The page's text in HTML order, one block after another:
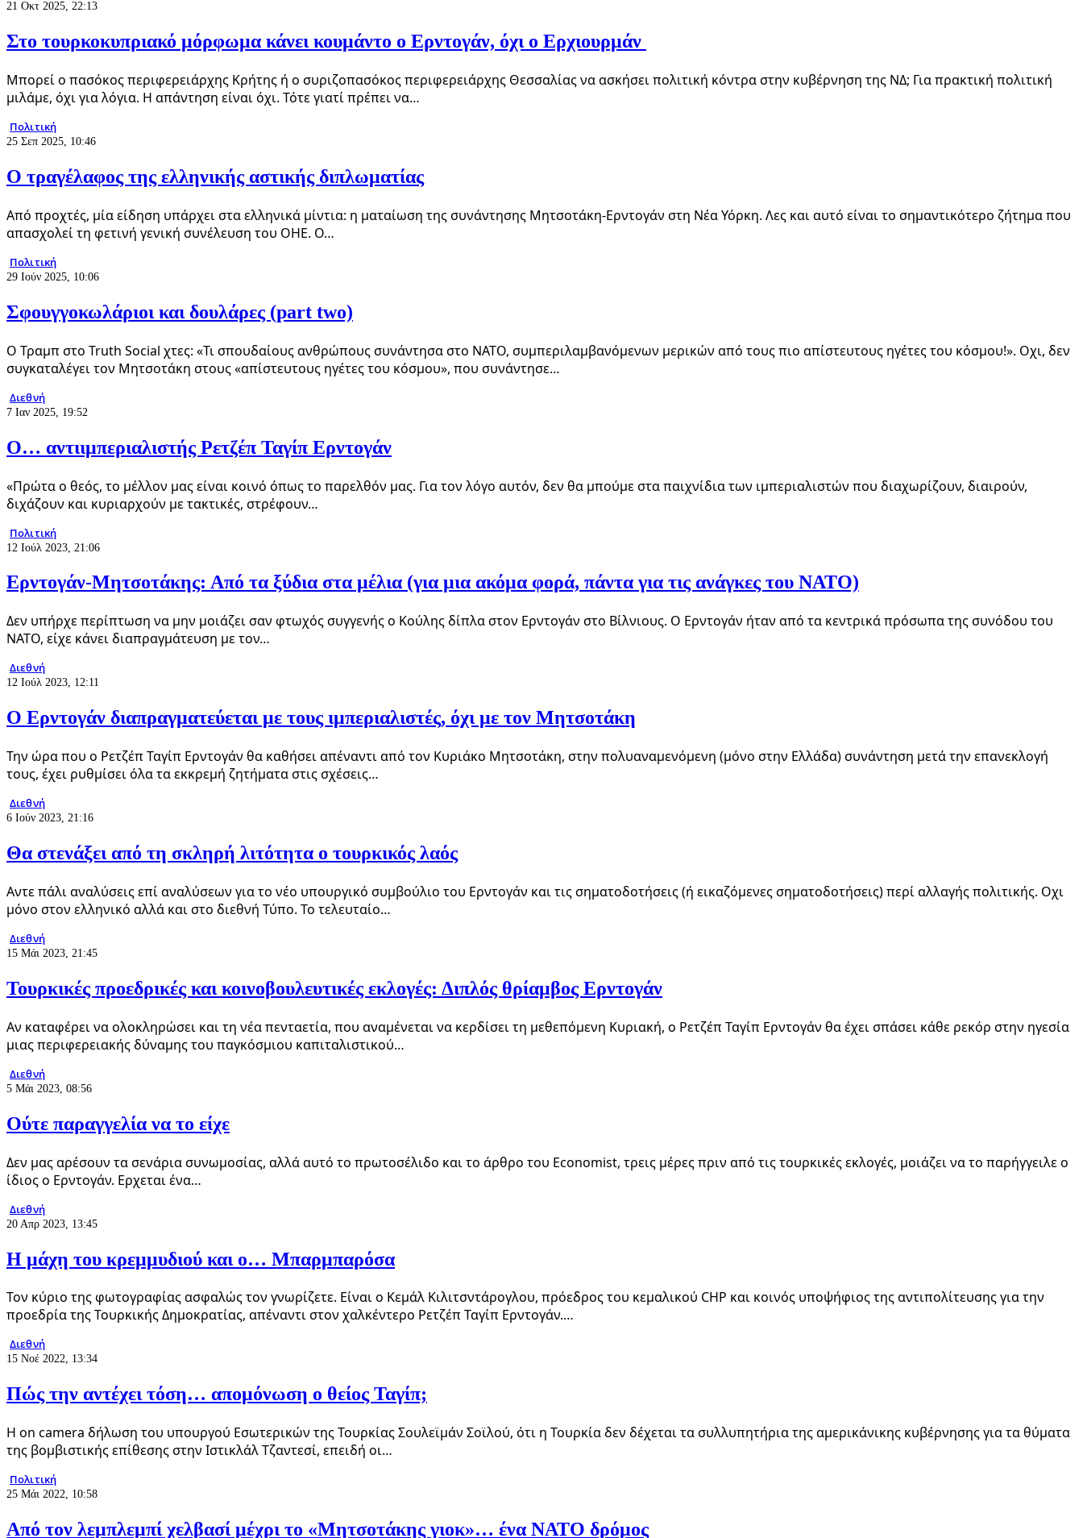
21 Οκτ 2025, 22:13
Στο τουρκοκυπριακό μόρφωμα κάνει κουμάντο ο Ερντογάν, όχι ο Ερχιουρμάν
Μπορεί ο πασόκος περιφερειάρχης Κρήτης ή ο συριζοπασόκος περιφερειάρχης Θεσσαλίας να ασκήσει πολιτική κόντρα στην κυβέρνηση της ΝΔ; Για πρακτική πολιτική
μιλάμε, όχι για λόγια. Η απάντηση είναι όχι. Τότε γιατί πρέπει να…
Πολιτική
25 Σεπ 2025, 10:46
O τραγέλαφος της ελληνικής αστικής διπλωματίας
Από προχτές, μία είδηση υπάρχει στα ελληνικά μίντια: η ματαίωση της συνάντησης Μητσοτάκη-Ερντογάν στη Νέα Υόρκη. Λες και αυτό είναι το σημαντικότερο ζήτημα που
απασχολεί τη φετινή γενική συνέλευση του ΟΗΕ. Ο…
Πολιτική
29 Ιούν 2025, 10:06
Σφουγγοκωλάριοι και δουλάρες (part two)
Ο Τραμπ στο Truth Social χτες: «Τι σπουδαίους ανθρώπους συνάντησα στο ΝΑΤΟ, συμπεριλαμβανόμενων μερικών από τους πιο απίστευτους ηγέτες του κόσμου!». Οχι, δεν
συγκαταλέγει τον Μητσοτάκη στους «απίστευτους ηγέτες του κόσμου», που συνάντησε…
Διεθνή
7 Ιαν 2025, 19:52
Ο… αντιιμπεριαλιστής Ρετζέπ Ταγίπ Ερντογάν
«Πρώτα ο θεός, το μέλλον μας είναι κοινό όπως το παρελθόν μας. Για τον λόγο αυτόν, δεν θα μπούμε στα παιχνίδια των ιμπεριαλιστών που διαχωρίζουν, διαιρούν,
διχάζουν και κυριαρχούν με τακτικές, στρέφουν…
Πολιτική
12 Ιούλ 2023, 21:06
Ερντογάν-Μητσοτάκης: Από τα ξύδια στα μέλια (για μια ακόμα φορά, πάντα για τις ανάγκες του ΝΑΤΟ)
Δεν υπήρχε περίπτωση να μην μοιάζει σαν φτωχός συγγενής ο Κούλης δίπλα στον Ερντογάν στο Βίλνιους. Ο Ερντογάν ήταν από τα κεντρικά πρόσωπα της συνόδου του
ΝΑΤΟ, είχε κάνει διαπραγμάτευση με τον…
Διεθνή
12 Ιούλ 2023, 12:11
Ο Ερντογάν διαπραγματεύεται με τους ιμπεριαλιστές, όχι με τον Μητσοτάκη
Την ώρα που ο Ρετζέπ Ταγίπ Ερντογάν θα καθήσει απέναντι από τον Κυριάκο Μητσοτάκη, στην πολυαναμενόμενη (μόνο στην Ελλάδα) συνάντηση μετά την επανεκλογή
τους, έχει ρυθμίσει όλα τα εκκρεμή ζητήματα στις σχέσεις…
Διεθνή
6 Ιούν 2023, 21:16
Θα στενάξει από τη σκληρή λιτότητα ο τουρκικός λαός
Aντε πάλι αναλύσεις επί αναλύσεων για το νέο υπουργικό συμβούλιο του Ερντογάν και τις σηματοδοτήσεις (ή εικαζόμενες σηματοδοτήσεις) περί αλλαγής πολιτικής. Οχι
μόνο στον ελληνικό αλλά και στο διεθνή Τύπο. Το τελευταίο…
Διεθνή
15 Μάι 2023, 21:45
Τουρκικές προεδρικές και κοινοβουλευτικές εκλογές: Διπλός θρίαμβος Ερντογάν
Αν καταφέρει να ολοκληρώσει και τη νέα πενταετία, που αναμένεται να κερδίσει τη μεθεπόμενη Κυριακή, ο Ρετζέπ Ταγίπ Ερντογάν θα έχει σπάσει κάθε ρεκόρ στην ηγεσία
μιας περιφερειακής δύναμης του παγκόσμιου καπιταλιστικού…
Διεθνή
5 Μάι 2023, 08:56
Ούτε παραγγελία να το είχε
Δεν μας αρέσουν τα σενάρια συνωμοσίας, αλλά αυτό το πρωτοσέλιδο και το άρθρο του Economist, τρεις μέρες πριν από τις τουρκικές εκλογές, μοιάζει να το παρήγγειλε ο
ίδιος ο Ερντογάν. Ερχεται ένα…
Διεθνή
20 Απρ 2023, 13:45
Η μάχη του κρεμμυδιού και ο… Μπαρμπαρόσα
Τον κύριο της φωτογραφίας ασφαλώς τον γνωρίζετε. Είναι ο Κεμάλ Κιλιτσντάρογλου, πρόεδρος του κεμαλικού CHP και κοινός υποψήφιος της αντιπολίτευσης για την
προεδρία της Τουρκικής Δημοκρατίας, απέναντι στον χαλκέντερο Ρετζέπ Ταγίπ Ερντογάν.…
Διεθνή
15 Νοέ 2022, 13:34
Πώς την αντέχει τόση… απομόνωση ο θείος Ταγίπ;
Η on camera δήλωση του υπουργού Εσωτερικών της Τουρκίας Σουλεϊμάν Σοϊλού, ότι η Τουρκία δεν δέχεται τα συλλυπητήρια της αμερικάνικης κυβέρνησης για τα θύματα
της βομβιστικής επίθεσης στην Ιστικλάλ Τζαντεσί, επειδή οι…
Πολιτική
25 Μάι 2022, 10:58
Από τον λεμπλεμπί χελβασί μέχρι το «Μητσοτάκης γιοκ»… ένα ΝΑΤΟ δρόμος